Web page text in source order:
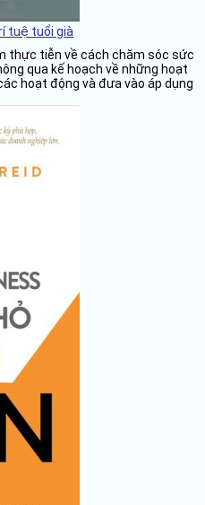
tuệ tuổi già
thực tiễn về cách chăm sóc sức
qua kế hoạch về những hoạt
hoạt động và đưa vào áp dụng